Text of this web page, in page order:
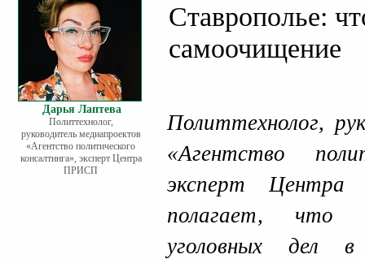
Дарья Лаптева
Политтехнолог,
руководитель медиапроектов
«Агентство политического
консалтинга», эксперт Центра
ПРИСП
Ставрополье:
самоочищение
Политтехнолог,
«Агентство
эксперт
полагает, что
уголовных дел в